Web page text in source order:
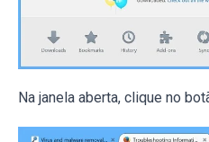
Na janela aberta, clique no